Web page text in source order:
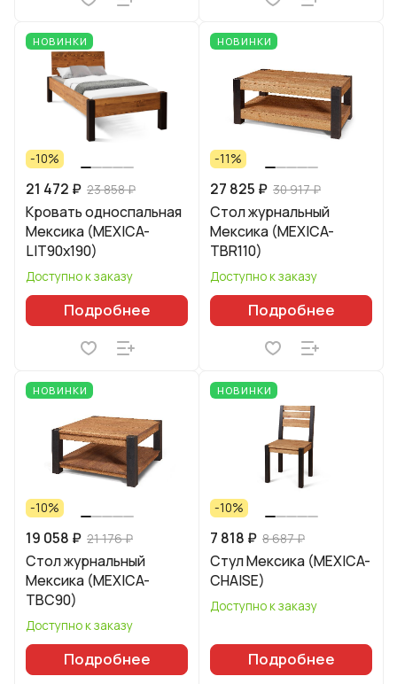
НОВИНКИ
-10%
21 472 ₽ 23 858 ₽
Кровать односпальная
Мексика (MEXICA-
LIT90х190)
Доступно к заказу
Подробнее
НОВИНКИ
-11%
27 825 ₽ 30 917 ₽
Стол журнальный
Мексика (MEXICA-
TBR110)
Доступно к заказу
Подробнее
НОВИНКИ
-10%
19 058 ₽ 21 176 ₽
Стол журнальный
Мексика (MEXICA-
TBC90)
Доступно к заказу
Подробнее
НОВИНКИ
-10%
7 818 ₽ 8 687 ₽
Стул Мексика (MEXICA-
CHAISE)
Доступно к заказу
Подробнее